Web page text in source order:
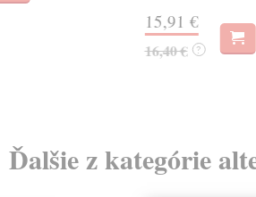
15,91 €
16,40 € ?
Ďalšie z kategórie